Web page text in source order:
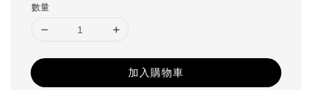
數量
加入購物車